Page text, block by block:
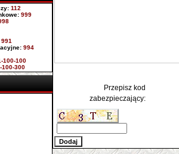
: 112
999
991
994
100-100
100-300
Przepisz kod
zabezpieczający: